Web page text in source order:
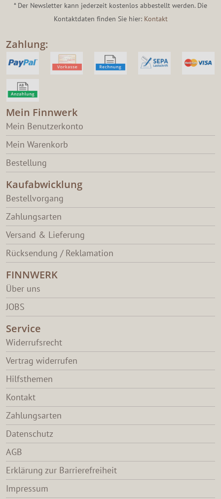
* Der Newsletter kann jederzeit kostenlos abbestellt werden. Die
Kontaktdaten finden Sie hier: Kontakt
Zahlung:
Mein Finnwerk
Mein Benutzerkonto
Mein Warenkorb
Bestellung
Kaufabwicklung
Bestellvorgang
Zahlungsarten
Versand & Lieferung
Rücksendung / Reklamation
FINNWERK
Über uns
JOBS
Service
Widerrufsrecht
Vertrag widerrufen
Hilfsthemen
Kontakt
Zahlungsarten
Datenschutz
AGB
Erklärung zur Barrierefreiheit
Impressum